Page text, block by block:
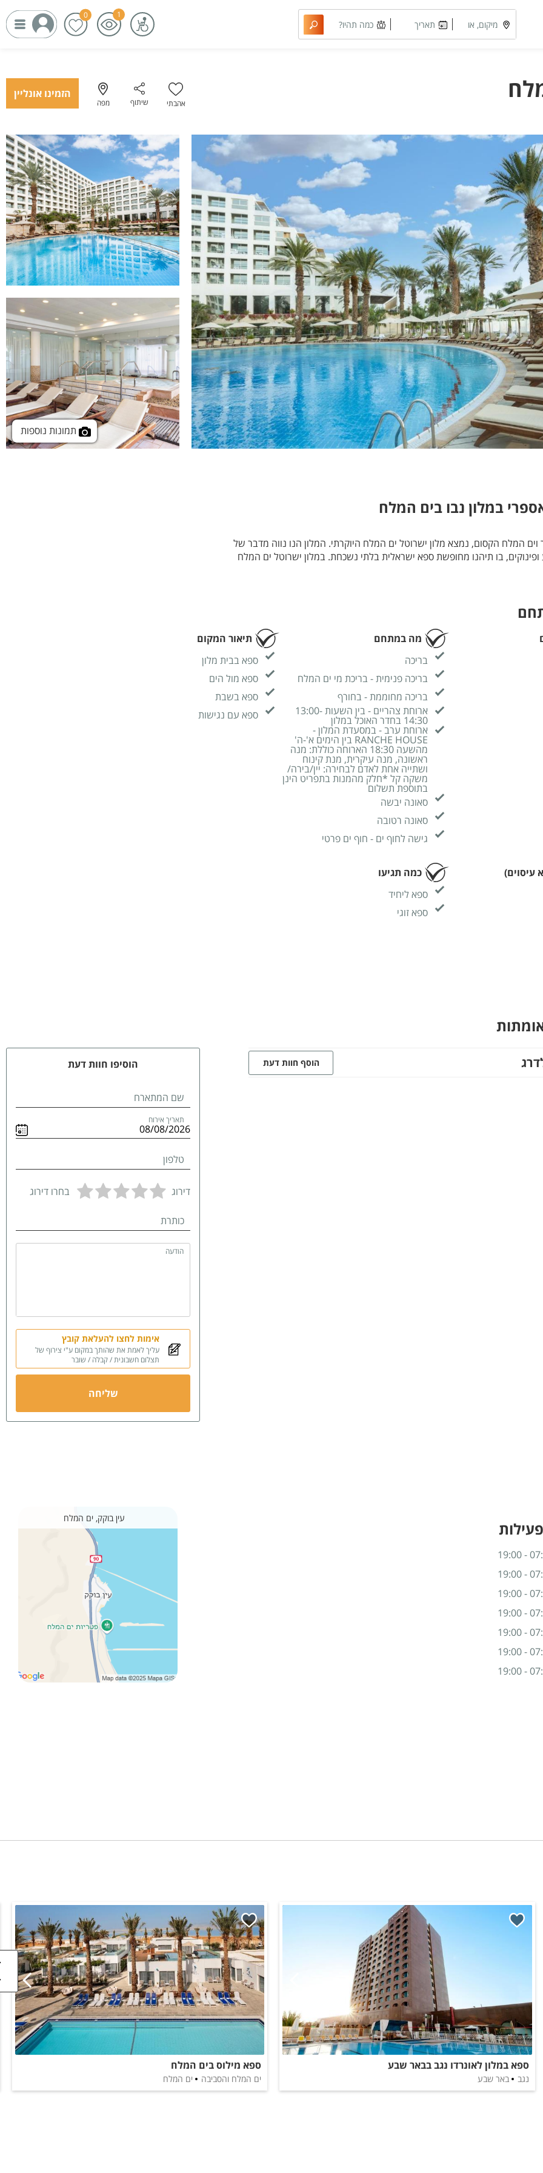
מיקום, או תאריך כמה תהיו?
תמונות נוספות
אהבתי שיתוף מפה
הזמינו אונליין
במלון נבו בים המלח
וים המלח הקסום, נמצא מלון ישרוטל ים המלח היוקרתי. המלון הנו נווה מדבר של
ופינוקים, בו תיהנו מחופשת ספא ישראלית בלתי נשכחת. במלון ישרוטל ים המלח
הגבוהה ביותר, בזכות שירות מקצועי ואדיב ומגוון טיפולי ספא ויופי להשלמת
ג'קוזי ספא ובריכת שחייה חיצונית. למלון, חוף ים פרטי, אליו תוכלו לשים
גוף וקוסמטיקה, בשילוב חומרי טיפוח מהטובים והיוקרתיים, להשלמת
מה במתחם
בריכה
בריכה פנימית - בריכת מי ים המלח
בריכה מחוממת - בחורף
ארוחת צהריים - בין השעות 13:00-
14:30 בחדר האוכל במלון
ארוחת ערב - במסעדת המלון -
RANCHE HOUSE בין הימים א'-ה'
מהשעה 18:30 הארוחה כוללת: מנה
ראשונה, מנה עיקרית, מנת קינוח
ושתייה אחת לאדם לבחירה: יין/בירה/
משקה קל *חלק מהמנות בתפריט הינן
בתוספת תשלום
סאונה יבשה
סאונה רטובה
גישה לחוף ים - חוף ים פרטי
תיאור המקום
ספא בבית מלון
ספא מול הים
ספא בשבת
ספא עם נגישות
עיסוים)
כמה תגיעו
ספא ליחיד
ספא זוגי
הוסיפו חוות דעת
שם המתארח
תאריך אירוח
טלפון
דירוג בחרו דירוג
כותרת
הודעה
אימות לחצו להעלאת קובץ
עליך לאמת את שהותך במקום ע"י צירוף של
תצלום חשבונית / קבלה / שובר
שליחה
הוסף חוות דעת
07:00
07:00
07:00
07:00
07:00
07:00
07:00
עין בוקק, ים המלח
ספא במלון לאונרדו נגב בבאר שבע
נגב באר שבע
ספא מילוס בים המלח
ים המלח והסביבה ים המלח